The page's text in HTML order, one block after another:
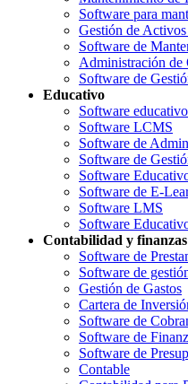
Software para
Gestión de
Software de
Administración de
Software de
Educativo
Software
Software LCMS
Software de
Software de
Software
Software de E-
Software LMS
Software
Contabilidad y finanzas
Software de
Software de
Gestión de Gastos
Cartera de
Software de
Software de
Software de
Contable